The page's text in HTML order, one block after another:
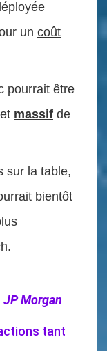
un coût
pourrait être
et massif de
sur la table,
bientôt
JP Morgan
tant